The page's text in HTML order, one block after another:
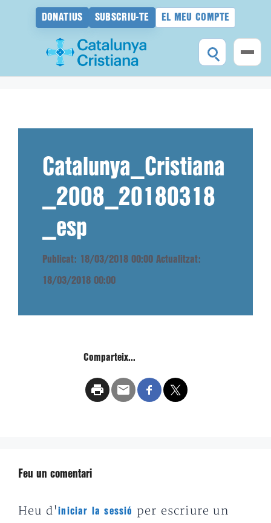
DONATIUS SUBSCRIU-TE EL MEU COMPTE
Catalunya_Cristiana
_2008_20180318
_esp
Publicat: 18/03/2018 00:00 Actualitzat:
18/03/2018 00:00
Comparteix...
Feu un comentari
Heu d'iniciar la sessió
per escriure un